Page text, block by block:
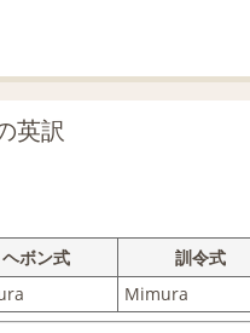
英訳
ヘボン式 訓令式
Mimura